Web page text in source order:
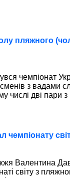
пляжного
чемпіонат
з вадами
числі дві пари з
чемпіонату
Валентина
світу з